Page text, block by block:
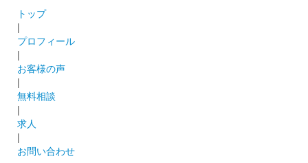
トップ
|
プロフィール
|
お客様の声
|
無料相談
|
求人
|
お問い合わせ